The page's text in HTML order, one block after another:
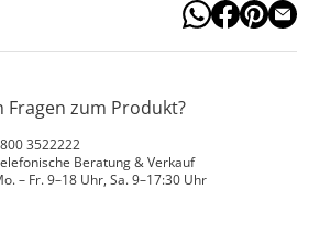
Fragen zum Produkt?
3522222
Beratung & Verkauf
– Fr. 9–18 Uhr, Sa. 9–17:30 Uhr